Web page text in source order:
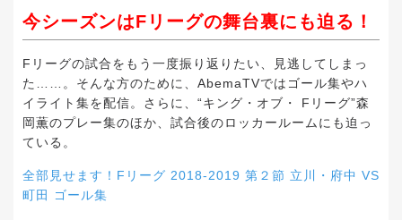
今シーズンはFリーグの舞台裏にも迫る！
Fリーグの試合をもう一度振り返りたい、見逃してしまっ
た……。そんな方のために、AbemaTVではゴール集やハ
イライト集を配信。さらに、“キング・オブ・ Fリーグ”森
岡薫のプレー集のほか、試合後のロッカールームにも迫っ
ている。
全部見せます！Fリーグ 2018-2019 第２節 立川・府中 VS
町田 ゴール集